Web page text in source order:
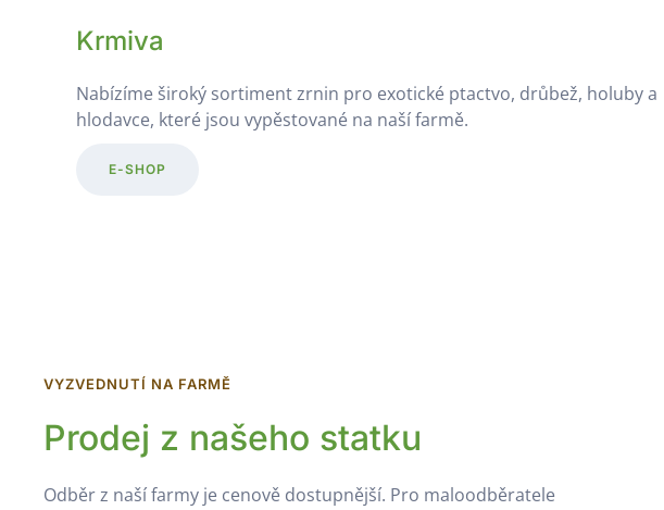
Krmiva
Nabízíme široký sortiment zrnin pro exotické ptactvo, drůbež, holuby a
hlodavce, které jsou vypěstované na naší farmě.
E-SHOP
VYZVEDNUTÍ NA FARMĚ
Prodej z našeho statku
Odběr z naší farmy je cenově dostupnější. Pro maloodběratele